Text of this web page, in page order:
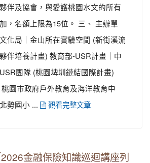
伴及協會，與愛護桃園水文的所有
，名額上限為15位。 三、 主辦單
化局｜金山所在實驗空間 (新街溪流
伴培養計畫) 教育部-USR計畫｜中
團隊 (桃園埤圳鏈結國際計畫)
園市政府戶外教育及海洋教育中
勢國小 ...
觀看完整文章
2026金融保險知識巡迴講座列